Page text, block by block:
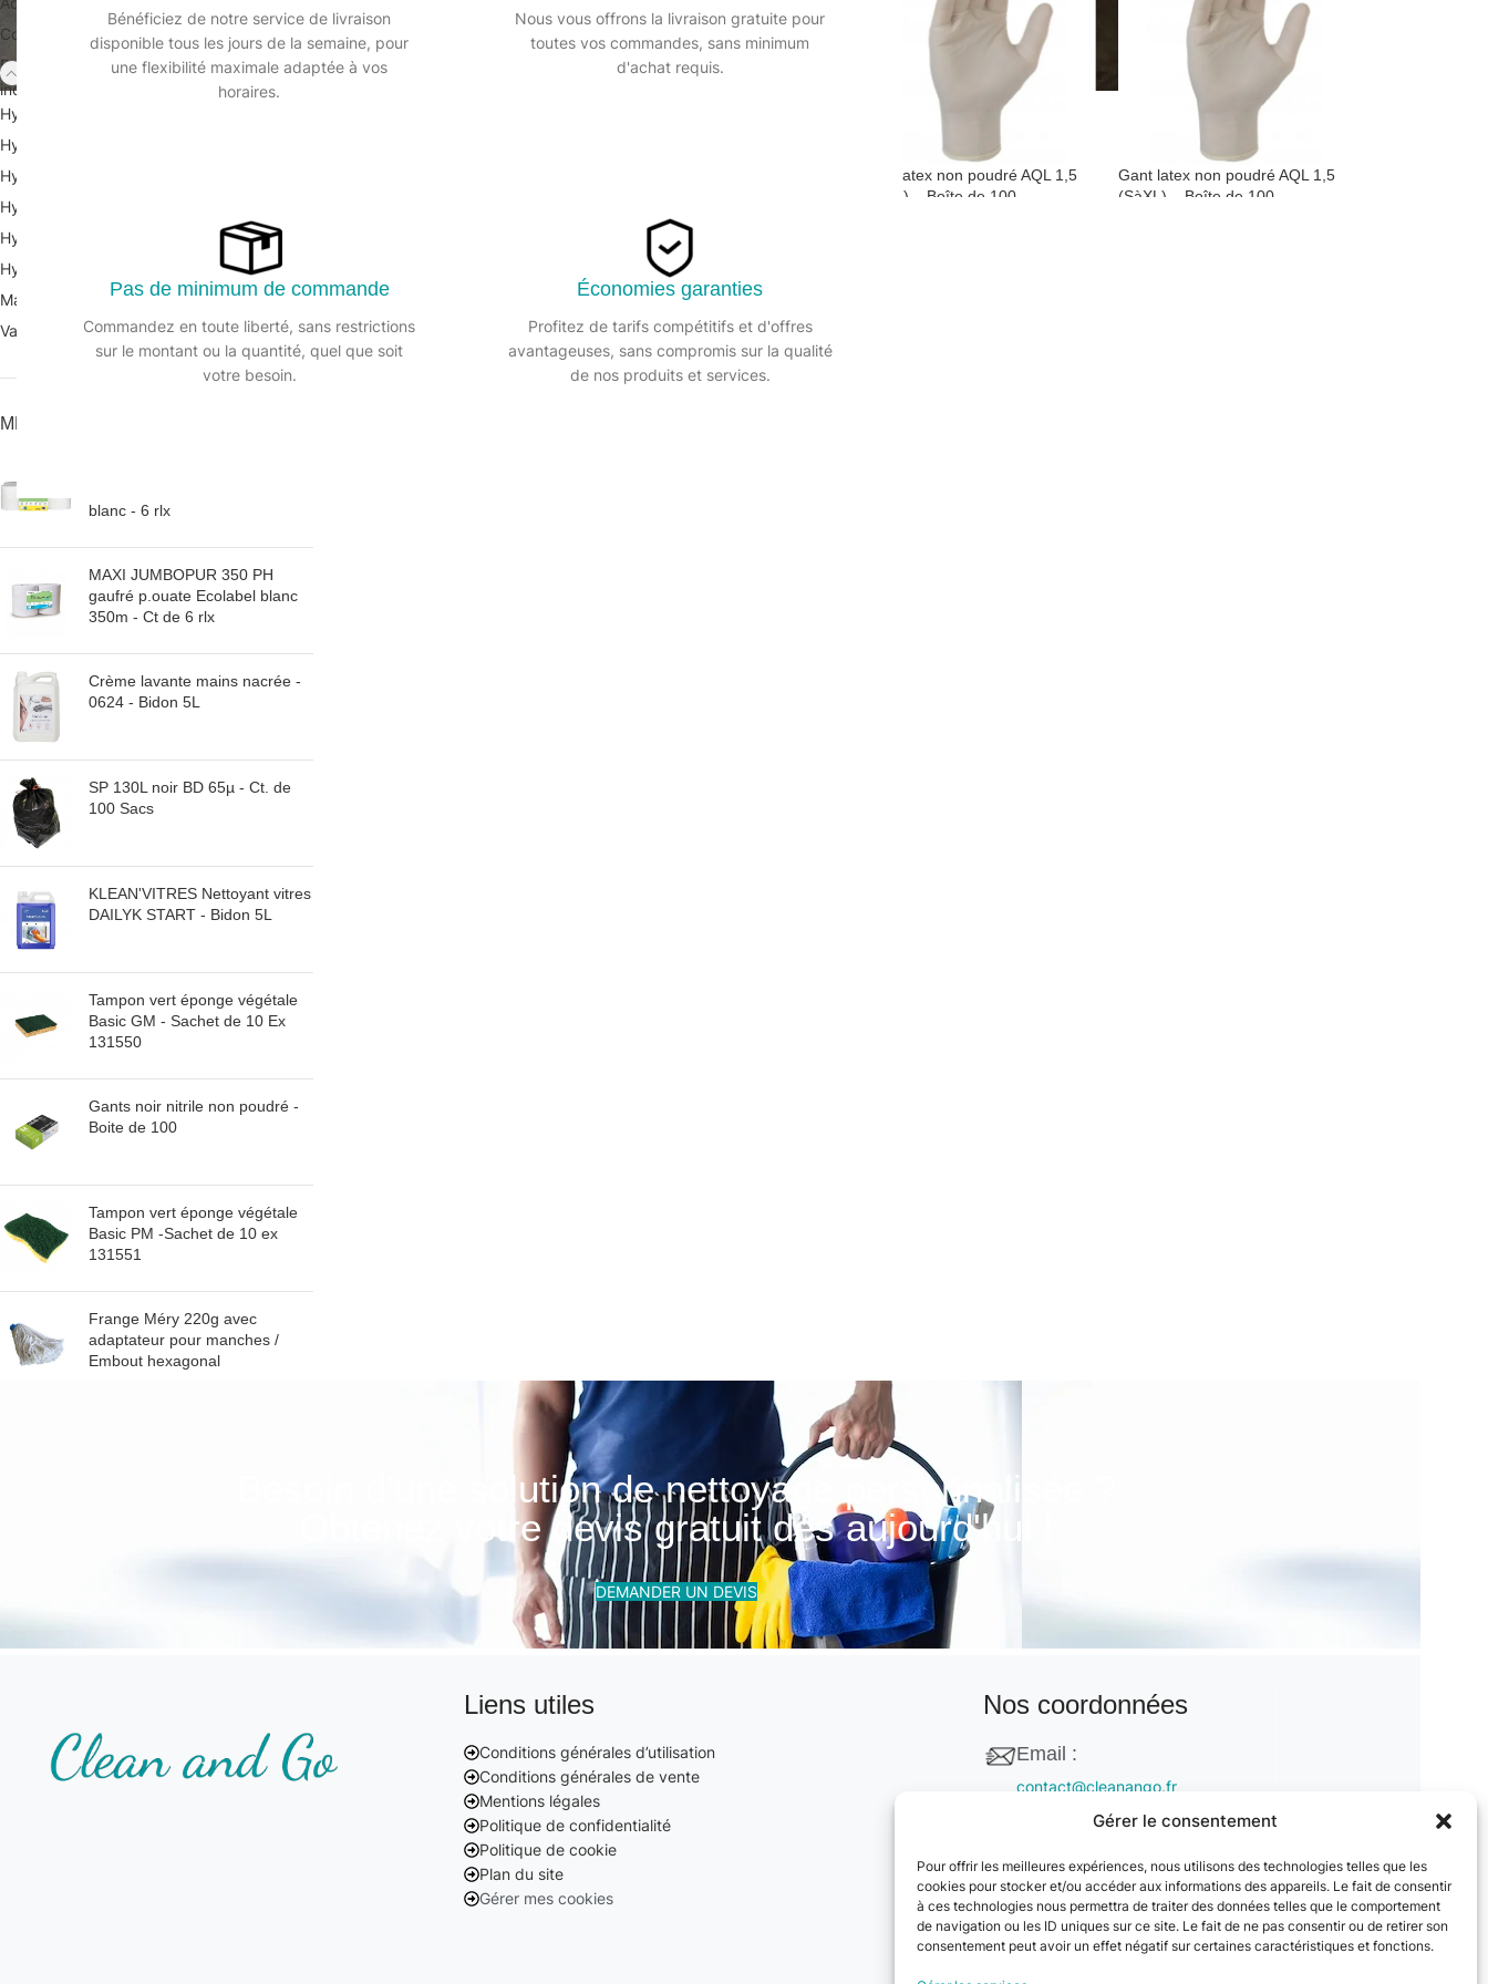
Bénéficiez de notre service de livraison
disponible tous les jours de la semaine, pour
une flexibilité maximale adaptée à vos
horaires.
Nous vous offrons la livraison gratuite pour
toutes vos commandes, sans minimum
d'achat requis.
Pas de minimum de commande
Commandez en toute liberté, sans restrictions
sur le montant ou la quantité, quel que soit
votre besoin.
Économies garanties
Profitez de tarifs compétitifs et d'offres
avantageuses, sans compromis sur la qualité
de nos produits et services.
Gérer le consentement
Pour offrir les meilleures expériences, nous utilisons des technologies telles que les
cookies pour stocker et/ou accéder aux informations des appareils. Le fait de consentir
à ces technologies nous permettra de traiter des données telles que le comportement
de navigation ou les ID uniques sur ce site. Le fait de ne pas consentir ou de retirer son
consentement peut avoir un effet négatif sur certaines caractéristiques et fonctions.
Collecte des déchets 28
Equipements de protection
individuelle
21
Hygiène des mains Produits
Hygiène des sanitaires
Hygiène des sols
Hygiène des surfaces
Hygiène du linge
Hygiène en cuisine
Matériel manuel et électrique
Vaisselle jetable et consommables 9
MEILLEURES VENTES
blanc - 6 rlx
MAXI JUMBOPUR 350 PH
gaufré p.ouate Ecolabel blanc
350m - Ct de 6 rlx
Crème lavante mains nacrée -
0624 - Bidon 5L
SP 130L noir BD 65µ - Ct. de
100 Sacs
KLEAN'VITRES Nettoyant vitres
DAILYK START - Bidon 5L
Tampon vert éponge végétale
Basic GM - Sachet de 10 Ex
131550
Gants noir nitrile non poudré -
Boite de 100
Tampon vert éponge végétale
Basic PM -Sachet de 10 ex
131551
Frange Méry 220g avec
adaptateur pour manches /
Embout hexagonal
Gants à usage unique
Gant latex non poudré AQL 1,5
(SàXL) – Boîte de 100
Gant latex non poudré AQL 1,5
(SàXL) – Boîte de 100
Besoin d'une solution de nettoyage personnalisée ?
Obtenez votre devis gratuit dès aujourd'hui !
DEMANDER UN DEVIS
Liens utiles
Conditions générales d’utilisation
Conditions générales de vente
Mentions légales
Politique de confidentialité
Politique de cookie
Plan du site
Gérer mes cookies
Nos coordonnées
Email :
contact@cleanango.fr
Adresse :
132 Rue Edouard Vaillant, 95870
Bezons, France
Téléphone :
+33 06 22 09 56 53